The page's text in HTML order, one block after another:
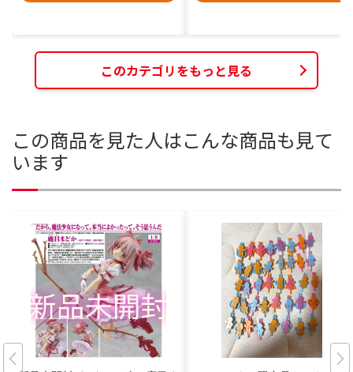
このカテゴリをもっと見る
この商品を見た人はこんな商品も見て
います